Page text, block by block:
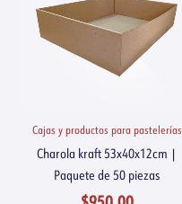
Cajas y productos para pastelerías
Charola kraft 53x40x12cm |
Paquete de 50 piezas